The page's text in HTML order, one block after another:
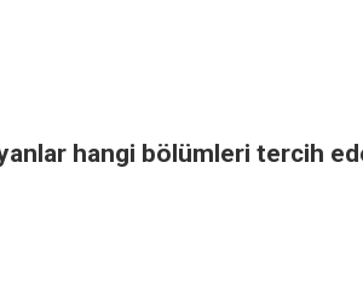
hangi bölümleri tercih